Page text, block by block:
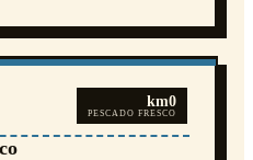
km0
PESCADO FRESCO